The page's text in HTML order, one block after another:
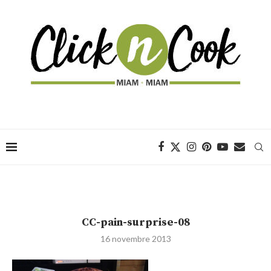
CC-pain-surprise-08
16 novembre 2013